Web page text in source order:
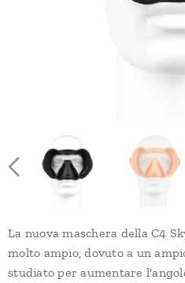
La nuova maschera della C4
molto ampio, dovuto a un
studiato per aumentare